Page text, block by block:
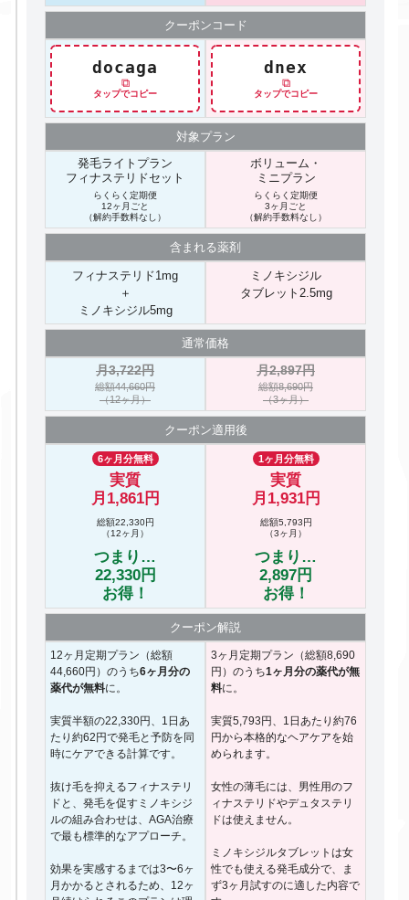
クーポン コード
docaga
⧉
タップでコピー
dnex
⧉
タップでコピー
対象プラン
発毛ライトプラン
フィナステリドセット
らくらく定期便
12ヶ月ごと
（解約手数料なし）
ボリューム・
ミニプラン
らくらく定期便
3ヶ月ごと
（解約手数料なし）
含まれる薬剤
フィナステリド1mg
＋
ミノキシジル5mg
ミノキシジル
タブレット2.5mg
通常価格
月3,722円
総額44,660円
（12ヶ月）
月2,897円
総額8,690円
（3ヶ月）
クーポン適用後
6ヶ月分無料
実質
月1,861円
総額22,330円
（12ヶ月）
つまり…
22,330円
お得！
1ヶ月分無料
実質
月1,931円
総額5,793円
（3ヶ月）
つまり…
2,897円
お得！
クーポン解説
12ヶ月定期プラン（総額
44,660円）のうち6ヶ月分の
薬代が無料に。
実質半額の22,330円、1日あ
たり約62円で発毛と予防を同
時にケアできる計算です。
抜け毛を抑えるフィナステリ
ドと、発毛を促すミノキシジ
ルの組み合わせは、AGA治療
で最も標準的なアプローチ。
効果を実感するまでは3〜6ヶ
月かかるとされるため、12ヶ
3ヶ月定期プラン（総額8,690
円）のうち1ヶ月分の薬代が無
料に。
実質5,793円、1日あたり約76
円から本格的なヘアケアを始
められます。
女性の薄毛には、男性用のフ
ィナステリドやデュタステリ
ドは使えません。
ミノキシジルタブレットは女
性でも使える発毛成分で、ま
ず3ヶ月試すのに適した内容で